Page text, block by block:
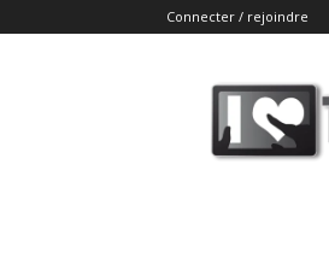
Connecter / rejoindre